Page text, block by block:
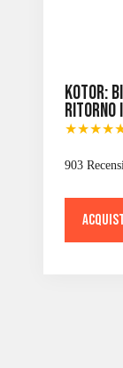
Kotor:
ritorno
903